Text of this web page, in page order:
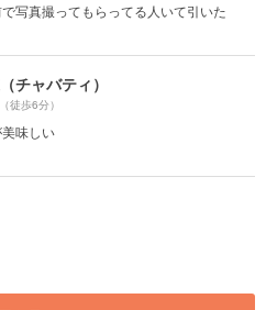
写真撮ってもらってる人いて引いた
チャバティ）
（徒歩6分）
味しい